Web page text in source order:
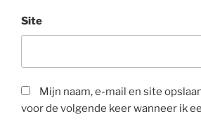
Site
Mijn naam, e-mail en site
voor de volgende keer wanneer ik